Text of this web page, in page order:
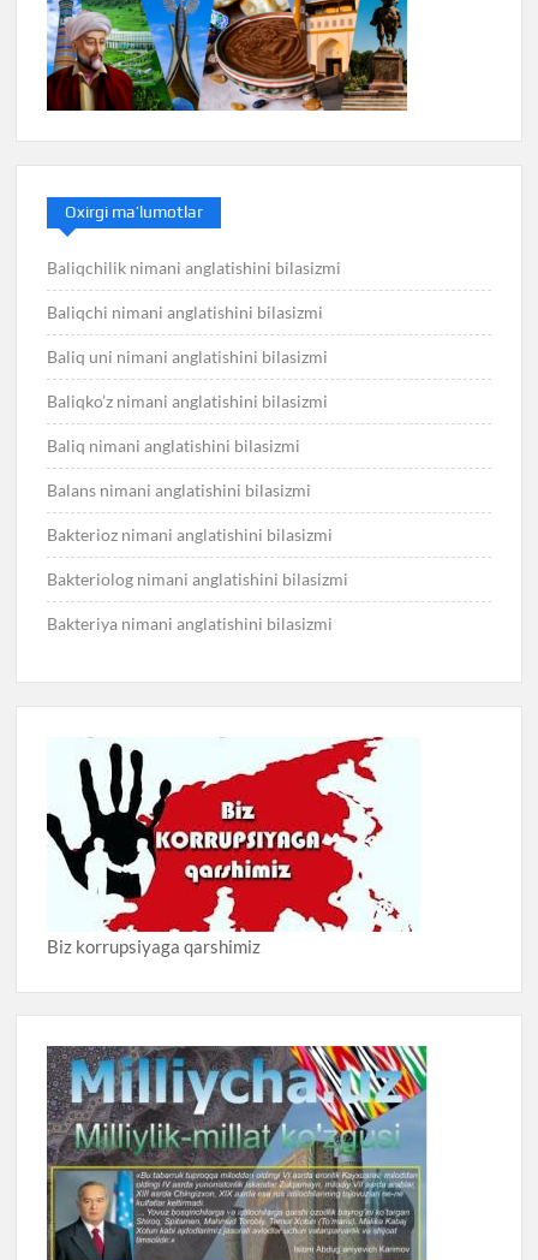
Oxirgi ma’lumotlar
Baliqchilik nimani anglatishini bilasizmi
Baliqchi nimani anglatishini bilasizmi
Baliq uni nimani anglatishini bilasizmi
Baliqko’z nimani anglatishini bilasizmi
Baliq nimani anglatishini bilasizmi
Balans nimani anglatishini bilasizmi
Bakterioz nimani anglatishini bilasizmi
Bakteriolog nimani anglatishini bilasizmi
Bakteriya nimani anglatishini bilasizmi
Biz korrupsiyaga qarshimiz